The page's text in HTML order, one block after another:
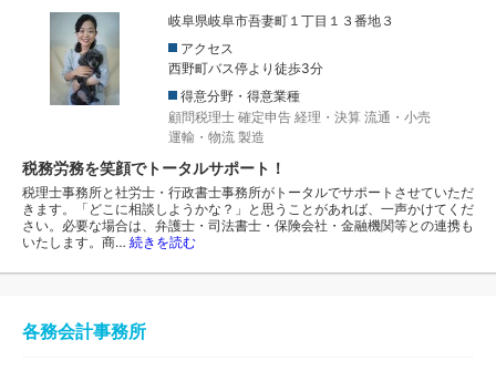
岐阜県岐阜市吾妻町１丁目１３番地３
アクセス
西野町バス停より徒歩3分
得意分野・得意業種
顧問税理士 確定申告 経理・決算 流通・小売
運輸・物流 製造
税務労務を笑顔でトータルサポート！
税理士事務所と社労士・行政書士事務所がトータルでサポートさせていただ
きます。「どこに相談しようかな？」と思うことがあれば、一声かけてくだ
さい。必要な場合は、弁護士・司法書士・保険会社・金融機関等との連携も
いたします。商… 続きを読む
各務会計事務所